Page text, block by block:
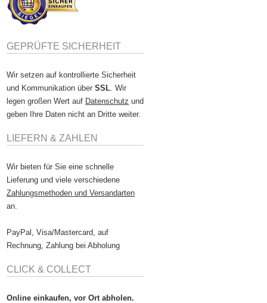
GEPRÜFTE SICHERHEIT
Wir setzen auf kontrollierte Sicherheit
und Kommunikation überSSL. Wir
legen großen Wert auf Datenschutz und
geben Ihre Daten nicht an Dritte weiter.
LIEFERN & ZAHLEN
Wir bieten für Sie eine schnelle
Lieferung und viele verschiedene
Zahlungsmethoden und Versandarten
an.
PayPal, Visa/Mastercard, auf
Rechnung, Zahlung bei Abholung
CLICK & COLLECT
Online einkaufen, vor Ort abholen.